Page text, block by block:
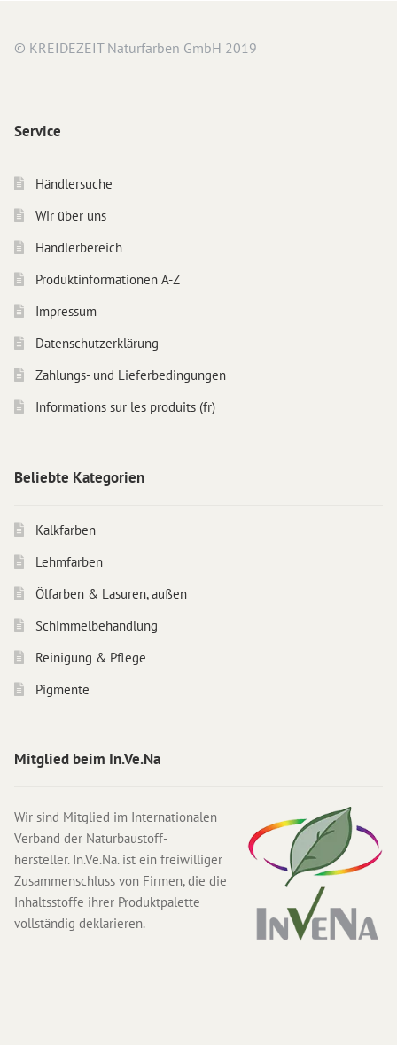
© KREIDEZEIT Naturfarben GmbH 2019
Service
Händlersuche
Wir über uns
Händlerbereich
Produktinformationen A-Z
Impressum
Datenschutzerklärung
Zahlungs- und Lieferbedingungen
Informations sur les produits (fr)
Beliebte Kategorien
Kalkfarben
Lehmfarben
Ölfarben & Lasuren, außen
Schimmelbehandlung
Reinigung & Pflege
Pigmente
Mitglied beim In.Ve.Na
Wir sind Mitglied im Internationalen
Verband der Naturbaustoff-
hersteller. In.Ve.Na. ist ein freiwilliger
Zusammenschluss von Firmen, die die
Inhaltsstoffe ihrer Produktpalette
vollständig deklarieren.